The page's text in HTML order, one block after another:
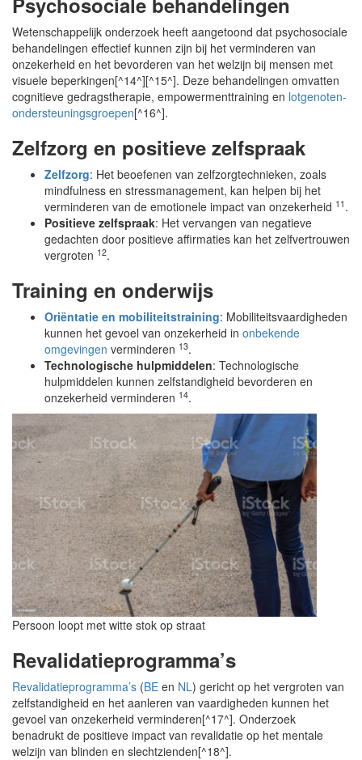
Wetenschappelijk onderzoek heeft aangetoond dat psychosociale
behandelingen effectief kunnen zijn bij het verminderen van
onzekerheid en het bevorderen van het welzijn bij mensen met
visuele beperkingen[^14^][^15^]. Deze behandelingen omvatten
cognitieve gedragstherapie, empowermenttraining en lotgenoten-
ondersteuningsgroepen[^16^].
Zelfzorg en positieve zelfspraak
Zelfzorg: Het beoefenen van zelfzorgtechnieken, zoals
mindfulness en stressmanagement, kan helpen bij het
verminderen van de emotionele impact van onzekerheid 11 .
Positieve zelfspraak: Het vervangen van negatieve
gedachten door positieve affirmaties kan het zelfvertrouwen
vergroten 12.
Training en onderwijs
Oriëntatie en mobiliteitstraining: Mobiliteitsvaardigheden
kunnen het gevoel van onzekerheid in onbekende
omgevingen verminderen 13.
Technologische hulpmiddelen: Technologische
hulpmiddelen kunnen zelfstandigheid bevorderen en
onzekerheid verminderen 14.
Persoon loopt met witte stok op straat
Revalidatieprogramma’s
Revalidatieprogramma’s (BE en NL) gericht op het vergroten van
zelfstandigheid en het aanleren van vaardigheden kunnen het
gevoel van onzekerheid verminderen[^17^]. Onderzoek
benadrukt de positieve impact van revalidatie op het mentale
welzijn van blinden en slechtzienden[^18^].